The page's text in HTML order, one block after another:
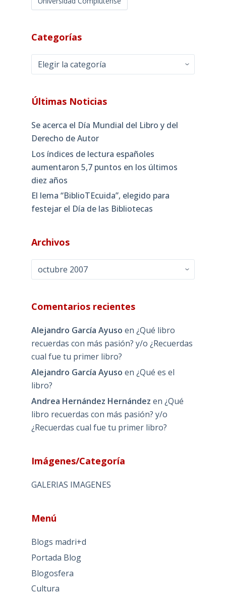
Categorías
Categorías
Últimas Noticias
Se acerca el Día Mundial del Libro y del
Derecho de Autor
Los índices de lectura españoles
aumentaron 5,7 puntos en los últimos
diez años
El lema “BiblioTEcuida”, elegido para
festejar el Día de las Bibliotecas
Archivos
Archivos
Comentarios recientes
Alejandro García Ayuso en ¿Qué libro
recuerdas con más pasión? y/o ¿Recuerdas
cual fue tu primer libro?
Alejandro García Ayuso en ¿Qué es el
libro?
Andrea Hernández Hernández en ¿Qué
libro recuerdas con más pasión? y/o
¿Recuerdas cual fue tu primer libro?
Imágenes/Categoría
GALERIAS IMAGENES
Menú
Blogs madri+d
Portada Blog
Blogosfera
Cultura